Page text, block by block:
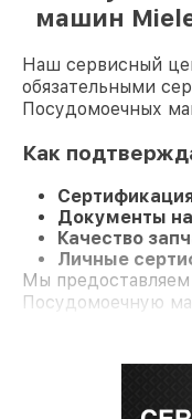
машин
Наш сервисный
обязательными
Посудомоечных
Как
Документы
Качество
Личные
Мы
Посудомоечную